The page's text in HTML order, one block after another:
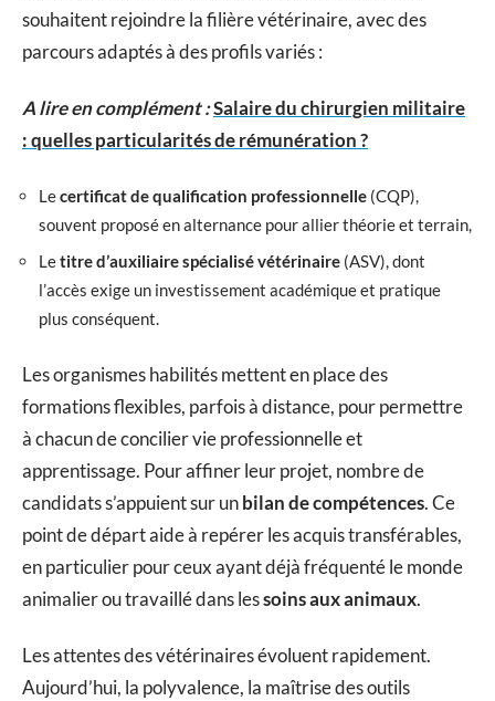
souhaitent rejoindre la filière vétérinaire, avec des
parcours adaptés à des profils variés :
A lire en complément :Salaire du chirurgien militaire
: quelles particularités de rémunération ?
Lecertificat de qualification professionnelle (CQP),
souvent proposé en alternance pour allier théorie et terrain,
Letitre d’auxiliaire spécialisé vétérinaire (ASV), dont
l’accès exige un investissement académique et pratique
plus conséquent.
Les organismes habilités mettent en place des
formations flexibles, parfois à distance, pour permettre
à chacun de concilier vie professionnelle et
apprentissage. Pour affiner leur projet, nombre de
candidats s’appuient sur unbilan de compétences. Ce
point de départ aide à repérer les acquis transférables,
en particulier pour ceux ayant déjà fréquenté le monde
animalier ou travaillé dans lessoins aux animaux.
Les attentes des vétérinaires évoluent rapidement.
Aujourd’hui, la polyvalence, la maîtrise des outils